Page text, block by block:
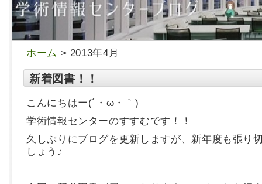
ホーム > 2013年4月
新着図書！！
こんにちはー(´・ω・｀)
学術情報センターのすすむです！！
久しぶりにブログを更新しますが、新年度も張り
しょう♪